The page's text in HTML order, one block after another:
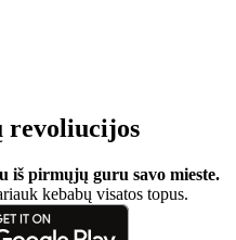
revoliucijos
iš pirmųjų guru savo mieste.
kebabų visatos topus.